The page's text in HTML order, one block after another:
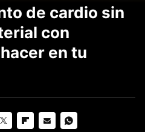
de cardio sin
con
en tu